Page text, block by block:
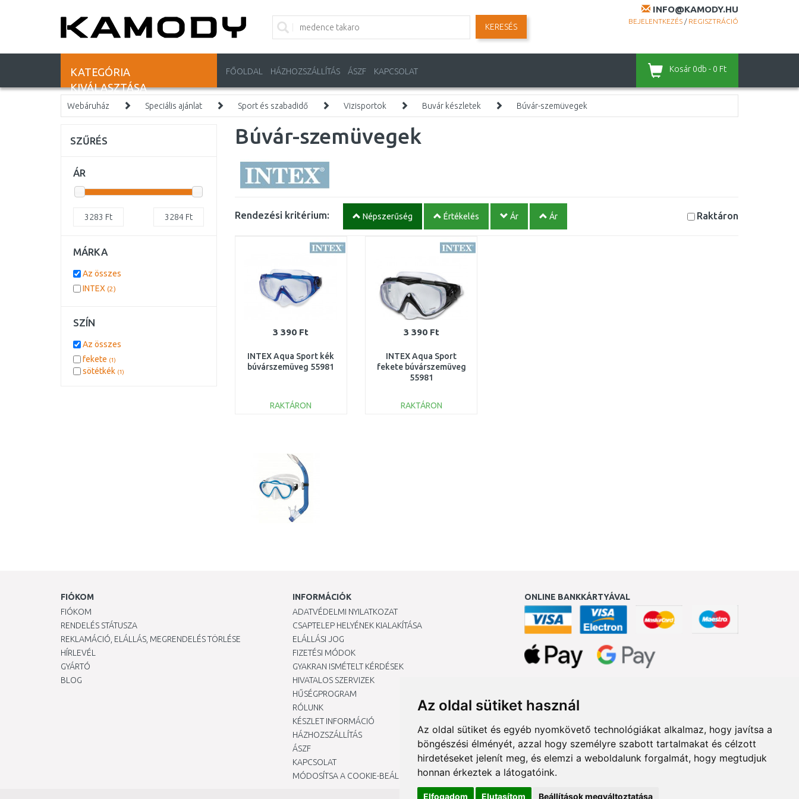
Az oldal sütiket használ
Az oldal sütiket és egyéb nyomkövető technológiákat alkalmaz, hogy javítsa a
böngészési élményét, azzal hogy személyre szabott tartalmakat és célzott
hirdetéseket jelenít meg, és elemzi a weboldalunk forgalmát, hogy megtudjuk
honnan érkeztek a látogatóink.
Elfogadom Elutasítom Beállítások megváltoztatása
INFO@KAMODY.HU
BEJELENTKEZÉS / REGISZTRÁCIÓ
KERESÉS
KATEGÓRIA
KIVÁLASZTÁSA
FŐOLDAL HÁZHOZSZÁLLÍTÁS ÁSZF KAPCSOLAT Kosár 0db - 0 Ft
Webáruház Speciális ajánlat Sport és szabadidő Vizisportok Buvár készletek Búvár-szemüvegek
Búvár-szemüvegek
Rendezési kritérium: Népszerűség Értékelés Ár Ár Raktáron
3 390 Ft
INTEX Aqua Sport kék
búvárszemüveg 55981
RAKTÁRON
3 390 Ft
INTEX Aqua Sport
fekete búvárszemüveg
55981
RAKTÁRON
SZŰRÉS
ÁR
3283 Ft 3284 Ft
MÁRKA
Az összes
INTEX (2)
SZÍN
Az összes
fekete (1)
sötétkék (1)
FIÓKOM
FIÓKOM
RENDELÉS STÁTUSZA
REKLAMÁCIÓ, ELÁLLÁS, MEGRENDELÉS TÖRLÉSE
HÍRLEVÉL
GYÁRTÓ
BLOG
INFORMÁCIÓK
ADATVÉDELMI NYILATKOZAT
CSAPTELEP HELYÉNEK KIALAKÍTÁSA
ELÁLLÁSI JOG
FIZETÉSI MÓDOK
GYAKRAN ISMÉTELT KÉRDÉSEK
HIVATALOS SZERVIZEK
HŰSÉGPROGRAM
RÓLUNK
KÉSZLET INFORMÁCIÓ
HÁZHOZSZÁLLÍTÁS
ÁSZF
KAPCSOLAT
MÓDOSÍTSA A COOKIE-BEÁLLÍTÁSAIMAT
ONLINE BANKKÁRTYÁVAL